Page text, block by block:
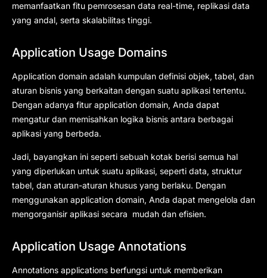
memanfaatkan fitu pemrosesan data real-time, replikasi data
yang andal, serta skalabilitas tinggi.
Application Usage Domains
Application domain adalah kumpulan definisi objek, tabel, dan
aturan bisnis yang berkaitan dengan suatu aplikasi tertentu.
Dengan adanya fitur application domain, Anda dapat
mengatur dan memisahkan logika bisnis antara berbagai
aplikasi yang berbeda.
Jadi, bayangkan ini seperti sebuah kotak berisi semua hal
yang diperlukan untuk suatu aplikasi, seperti data, struktur
tabel, dan aturan-aturan khusus yang berlaku. Dengan
menggunakan application domain, Anda dapat mengelola dan
mengorganisir aplikasi secara mudah dan efisien.
Application Usage Annotations
Annotations applications berfungsi untuk memberikan